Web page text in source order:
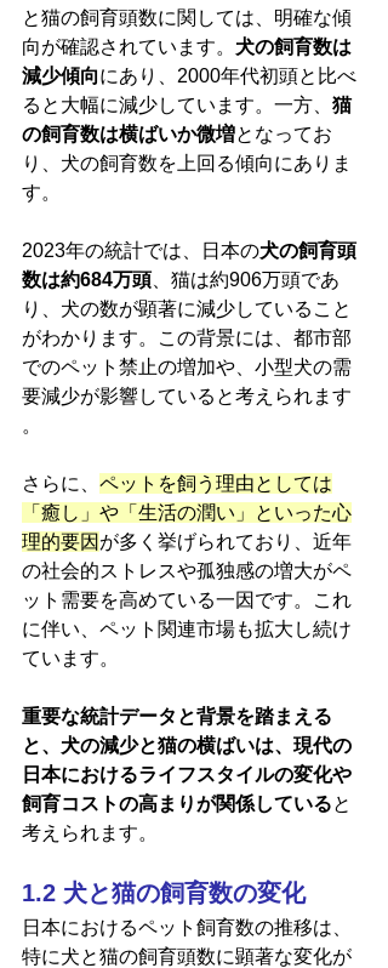
と猫の飼育頭数に関しては、明確な傾
向が確認されています。 犬の飼育数は
減少傾向にあり、2000年代初頭と比べ
ると大幅に減少しています。一方、 猫
の飼育数は横ばいか微増となってお
り、犬の飼育数を上回る傾向にありま
す。
2023年の統計では、日本の犬の飼育頭
数は約684万頭 、猫は約906万頭であ
り、犬の数が顕著に減少していること
がわかります。この背景には、都市部
でのペット禁止の増加や、小型犬の需
要減少が影響していると考えられます​
。
さらに、 ペットを飼う理由としては
「癒し」や「生活の潤い」といった心
理的要因 が多く挙げられており、近年
の社会的ストレスや孤独感の増大がペ
ット需要を高めている一因です​。これ
に伴い、ペット関連市場も拡大し続け
ています。
重要な統計データと背景を踏まえる
と、犬の減少と猫の横ばいは、現代の
日本におけるライフスタイルの変化や
飼育コストの高まりが関係していると
考えられます。
1.2 犬と猫の飼育数の変化
日本におけるペット飼育数の推移は、
特に犬と猫の飼育頭数に顕著な変化が